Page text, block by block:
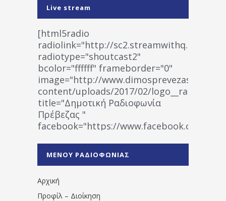
Live stream
[html5radio
radiolink="http://
radiotype="shoutcast2"
bcolor="ffffff" frameborder="0"
image="http://www.dimosprevezas.gr/wp-
content/uploads/2017/02/
title="Δημοτική Ραδιοφωνία
Πρέβεζας "
facebook="https://www.facebook.com/
1531194763766854/" artist="" ]
ΜΕΝΟΥ ΡΑΔΙΟΦΩΝΙΑΣ
Αρχική
Προφίλ – Διοίκηση